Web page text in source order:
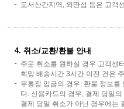
도서산간지역, 외딴섬 등은 고객
4. 취소/교환/환불 안내
주문 취소를 원하실 경우 고객센
희망 배송시간 3시간 이전 건은
무통장 입금의 경우, 환불 정보를
다. 신용카드의 경우, 결제 당일
결제 당일 취소가 아닌 경우에는